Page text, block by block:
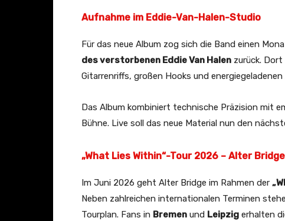
e
Aufnahme im Eddie-Van-Halen-Studio
Für das neue Album zog sich die Band einen
des verstorbenen Eddie Van Halen zurück.
Gitarrenriffs, großen Hooks und
Das Album kombiniert technische Präzision mit
Bühne. Live soll das neue Material nun den
„What Lies Within“-Tour 2026 – Alter
Im Juni 2026 geht Alter Bridge im Rahmen der
Neben zahlreichen internationalen Terminen
Tourplan. Fans in Bremen und Leipzig erhalten